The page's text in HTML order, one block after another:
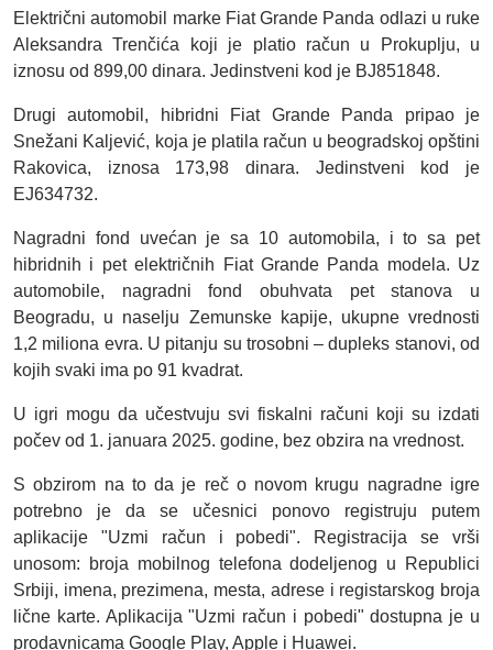
Električni automobil marke Fiat Grande Panda odlazi u ruke
Aleksandra Trenčića koji je platio račun u Prokuplju, u
iznosu od 899,00 dinara. Jedinstveni kod je BJ851848.
Drugi automobil, hibridni Fiat Grande Panda pripao je
Snežani Kaljević, koja je platila račun u beogradskoj opštini
Rakovica, iznosa 173,98 dinara. Jedinstveni kod je
EJ634732.
Nagradni fond uvećan je sa 10 automobila, i to sa pet
hibridnih i pet električnih Fiat Grande Panda modela. Uz
automobile, nagradni fond obuhvata pet stanova u
Beogradu, u naselju Zemunske kapije, ukupne vrednosti
1,2 miliona evra. U pitanju su trosobni – dupleks stanovi, od
kojih svaki ima po 91 kvadrat.
U igri mogu da učestvuju svi fiskalni računi koji su izdati
počev od 1. januara 2025. godine, bez obzira na vrednost.
S obzirom na to da je reč o novom krugu nagradne igre
potrebno je da se učesnici ponovo registruju putem
aplikacije "Uzmi račun i pobedi". Registracija se vrši
unosom: broja mobilnog telefona dodeljenog u Republici
Srbiji, imena, prezimena, mesta, adrese i registarskog broja
lične karte. Aplikacija "Uzmi račun i pobedi" dostupna je u
prodavnicama Google Play, Apple i Huawei.